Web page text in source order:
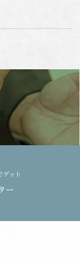
ゲット
ー